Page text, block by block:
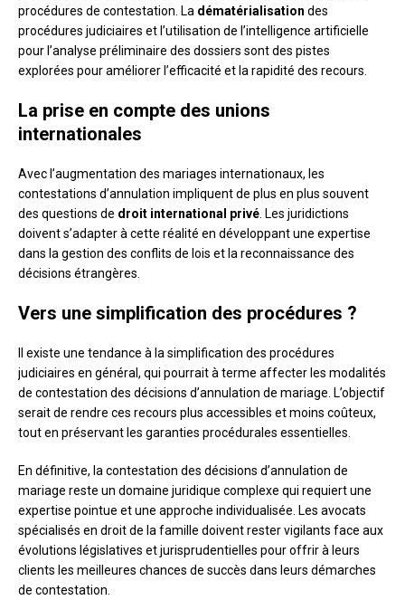
procédures de contestation. La dématérialisation des
procédures judiciaires et l’utilisation de l’intelligence artificielle
pour l’analyse préliminaire des dossiers sont des pistes
explorées pour améliorer l’efficacité et la rapidité des recours.
La prise en compte des unions
internationales
Avec l’augmentation des mariages internationaux, les
contestations d’annulation impliquent de plus en plus souvent
des questions de droit international privé . Les juridictions
doivent s’adapter à cette réalité en développant une expertise
dans la gestion des conflits de lois et la reconnaissance des
décisions étrangères.
Vers une simplification des procédures ?
Il existe une tendance à la simplification des procédures
judiciaires en général, qui pourrait à terme affecter les modalités
de contestation des décisions d’annulation de mariage. L’objectif
serait de rendre ces recours plus accessibles et moins coûteux,
tout en préservant les garanties procédurales essentielles.
En définitive, la contestation des décisions d’annulation de
mariage reste un domaine juridique complexe qui requiert une
expertise pointue et une approche individualisée. Les avocats
spécialisés en droit de la famille doivent rester vigilants face aux
évolutions législatives et jurisprudentielles pour offrir à leurs
clients les meilleures chances de succès dans leurs démarches
de contestation.